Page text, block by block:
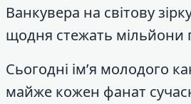
Ванкувера на світову
щодня стежать мільйони
Сьогодні ім’я молодого
майже кожен фанат